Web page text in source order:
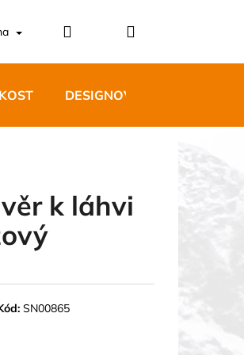
PřihlášeníNákupní
DESIGNOVÝ NÁBYTEK
k láhvi
SN00865